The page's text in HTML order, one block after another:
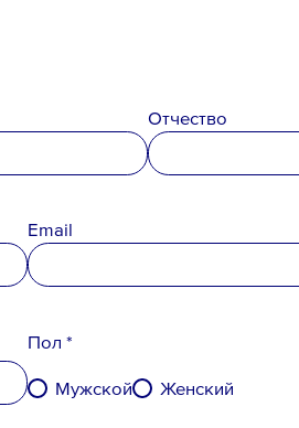
,
Отчество
Email
Пол *
Мужской
Женский